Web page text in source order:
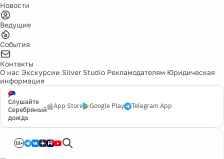
Новости
Ведущие
События
Контакты
О нас Экскурсии Silver Studio Рекламодателям Юридическая
информация
Слушайте
Серебряный
дождь
App Store Google Play Telegram App
12+